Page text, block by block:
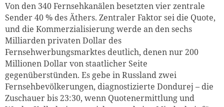
Von den 340 Fernsehkanälen besetzten vier zentrale
Sender 40 % des Äthers. Zentraler Faktor sei die Quote,
und die Kommerzialisierung werde an den sechs
Milliarden privaten Dollar des
Fernsehwerbungsmarktes deutlich, denen nur 200
Millionen Dollar von staatlicher Seite
gegenüberstünden. Es gebe in Russland zwei
Fernsehbevölkerungen, diagnostizierte Dondurej – die
Zuschauer bis 23:30, wenn Quotenermittlung und